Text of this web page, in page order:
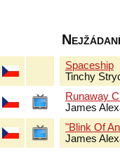
Spaceship
Tinchy
Runaway
James
"Blink Of
James